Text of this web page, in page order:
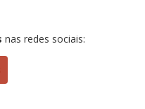
nas redes sociais: